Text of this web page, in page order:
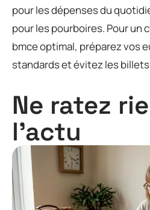
pour les dépenses du
pour les pourboires. Pour un
bmce optimal, préparez vos
standards et évitez les
Ne ratez
l'actu